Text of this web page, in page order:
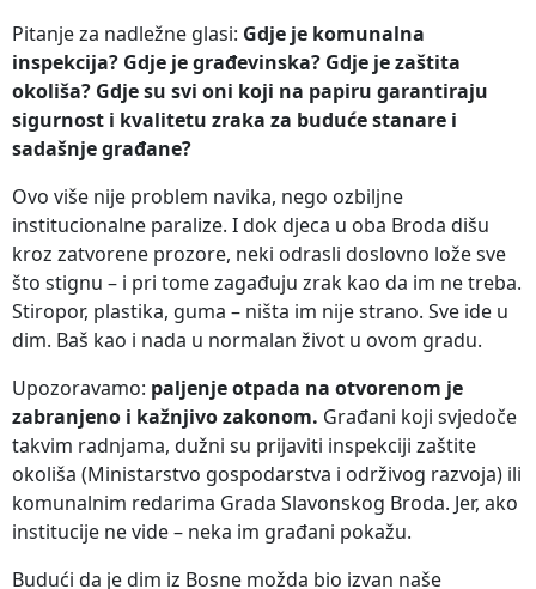
Pitanje za nadležne glasi: Gdje je komunalna
inspekcija? Gdje je građevinska? Gdje je zaštita
okoliša? Gdje su svi oni koji na papiru garantiraju
sigurnost i kvalitetu zraka za buduće stanare i
sadašnje građane?
Ovo više nije problem navika, nego ozbiljne
institucionalne paralize. I dok djeca u oba Broda dišu
kroz zatvorene prozore, neki odrasli doslovno lože sve
što stignu – i pri tome zagađuju zrak kao da im ne treba.
Stiropor, plastika, guma – ništa im nije strano. Sve ide u
dim. Baš kao i nada u normalan život u ovom gradu.
Upozoravamo: paljenje otpada na otvorenom je
zabranjeno i kažnjivo zakonom. Građani koji svjedoče
takvim radnjama, dužni su prijaviti inspekciji zaštite
okoliša (Ministarstvo gospodarstva i održivog razvoja) ili
komunalnim redarima Grada Slavonskog Broda. Jer, ako
institucije ne vide – neka im građani pokažu.
Budući da je dim iz Bosne možda bio izvan naše